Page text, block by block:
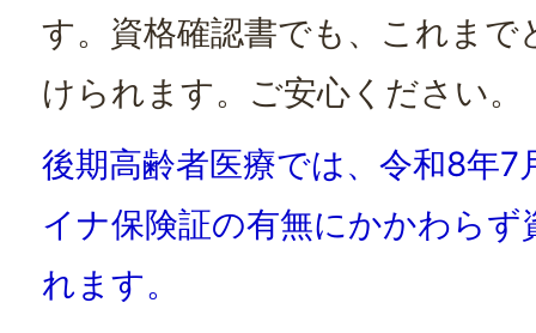
す。資格確認書でも、これまで
けられます。ご安心ください。
後期高齢者医療では、令和8年7
イナ保険証の有無にかかわらず
れます。